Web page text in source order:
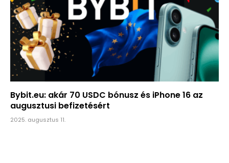
Bybit.eu: akár 70 USDC bónusz és iPhone 16 az
augusztusi befizetésért
2025. augusztus 11.